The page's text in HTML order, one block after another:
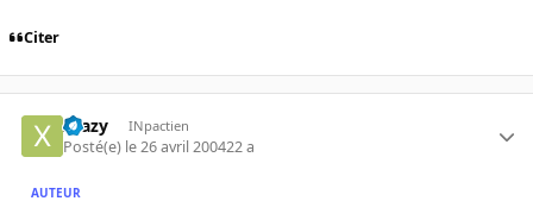
Citer
Xtazy INpactien
Posté(e) le 26 avril 200422 a
AUTEUR